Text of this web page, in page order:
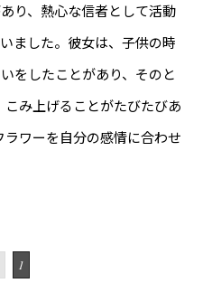
り、熱心な信者として活動
ました。彼女は、子供の時
をしたことがあり、そのと
み上げることがたびたびあ
ワーを自分の感情に合わせ
1